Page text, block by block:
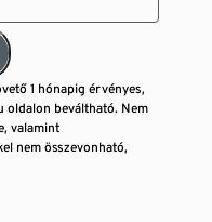
1 hónapig érvényes,
oldalon beváltható. Nem
valamint
nem összevonható,